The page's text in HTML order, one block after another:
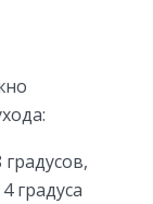
градуса